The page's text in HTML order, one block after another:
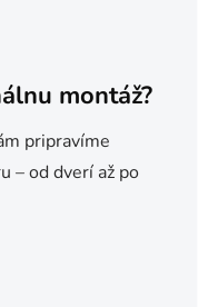
montáž?
pripravíme
– od dverí až po